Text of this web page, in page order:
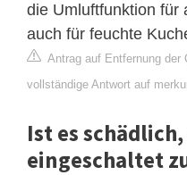
die Umluftfunktion für
auch für feuchte
Antrag auf Entfernung der
vollständige Antwort auf
Ist es
eingeschaltet